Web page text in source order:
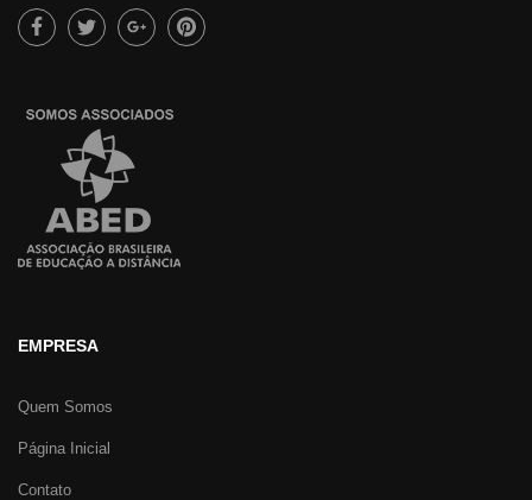
EMPRESA
Quem Somos
Página Inicial
Contato